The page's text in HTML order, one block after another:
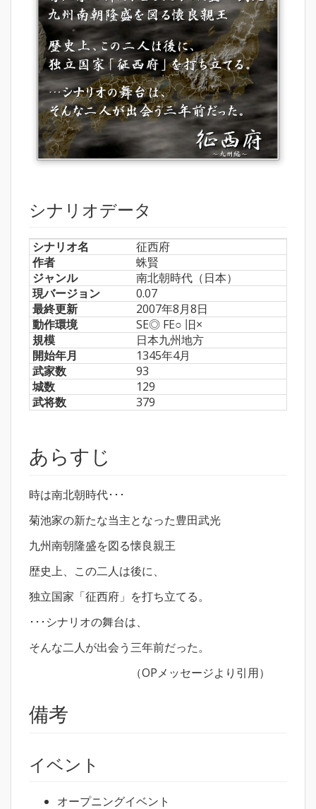
シナリオデータ
シナリオ名
征西府
作者
蛛賢
ジャンル
南北朝時代（日本）
現バージョン
0.07
最終更新
2007年8月8日
動作環境
SE◎ FE○ 旧×
規模
日本九州地方
開始年月
1345年4月
武家数
93
城数
129
武将数
379
あらすじ
時は南北朝時代･･･
菊池家の新たな当主となった豊田武光
九州南朝隆盛を図る懐良親王
歴史上、この二人は後に、
独立国家「征西府」を打ち立てる。
･･･シナリオの舞台は、
そんな二人が出会う三年前だった。
（OPメッセージより引用）
備考
イベント
オープニングイベント